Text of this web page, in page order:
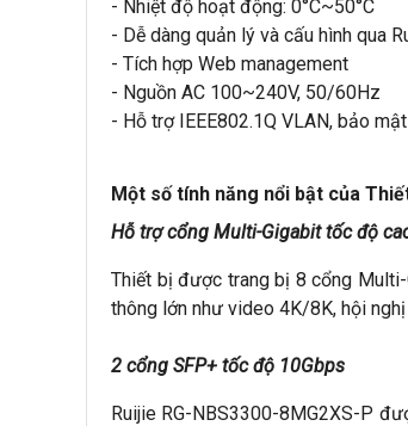
- Nhiệt độ hoạt động: 0°C~50°C
- Dễ dàng quản lý và cấu hình qua
- Tích hợp Web management
- Nguồn AC 100~240V, 50/60Hz
- Hỗ trợ IEEE802.1Q VLAN, bảo
Một số tính năng nổi bật của
Hỗ trợ cổng Multi-Gigabit tốc độ
Thiết bị được trang bị 8 cổng
thông lớn như video 4K/8K, hội
2 cổng SFP+ tốc độ 10Gbps
Ruijie RG-NBS3300-8MG2XS-P